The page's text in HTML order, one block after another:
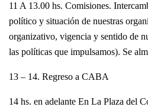
11 A 13.00 hs. Comisiones.
político y situación de nuestras
organizativo, vigencia y sentido de
las políticas que impulsamos). Se
13 – 14. Regreso a CABA
14 hs. en adelante En La Plaza del